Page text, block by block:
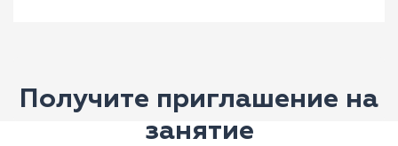
Получите приглашение на
занятие